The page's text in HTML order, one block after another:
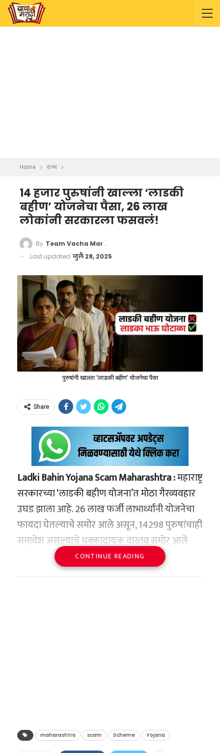
Home राज्य
14 हजार पुरुषांनी खाल्ला ‘लाडकी
बहीण’ योजनेचा पैसा, 26 लाख
लोकांनी सरकारला फसवलं!
By Team Vacha Marathi
Last updated जुलै 28, 2025
पुरुषांनी खाल्ला ‘लाडकी बहीण’ योजनेचा पैसा
Share
Ladki Bahin Yojana Scam Maharashtra :महाराष्ट्र
सरकारच्या ‘लाडकी बहीण योजना’त मोठा गैरव्यवहार
उघड झाला आहे. 26 लाख फर्जी लाभार्थ्यांनी योजनेचा
फायदा घेतल्याचे समोर आले असून, 14298 पुरुषांचाही
समावेश असल्याचे धक्कादायक वास्तव समोर आले
आहे. सध्या या सर्व खात्यांवरील पैसे रोखण्यात आले
आहेत.
CONTINUE READING
maharashtra scam Scheme Yojana